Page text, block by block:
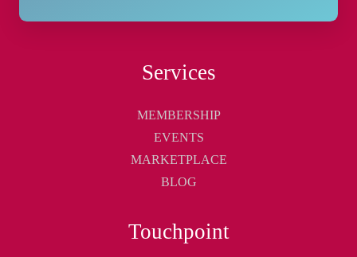
Services
MEMBERSHIP
EVENTS
MARKETPLACE
BLOG
Touchpoint